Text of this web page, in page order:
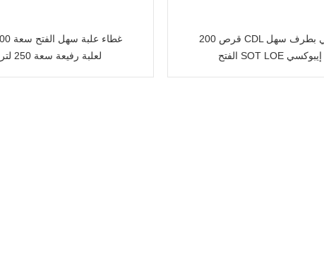
لعلبة رفيعة سعة 250 لتر
200 قرص CDL فضي بطرف سهل
الفتح SOT LOE إيبوكسي